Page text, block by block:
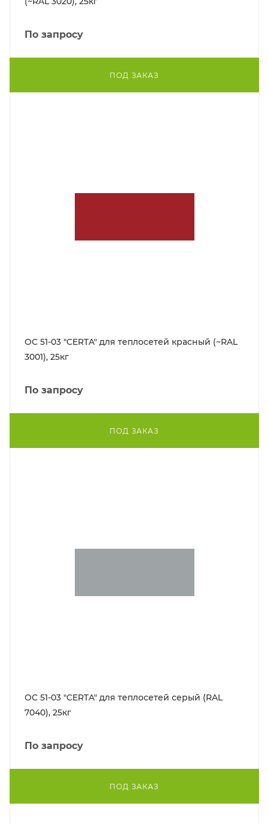
По запросу
ПОД ЗАКАЗ
ОС 51-03 "CERTA" для теплосетей красный (~RAL
3001), 25кг
По запросу
ПОД ЗАКАЗ
ОС 51-03 "CERTA" для теплосетей серый (RAL
7040), 25кг
По запросу
ПОД ЗАКАЗ